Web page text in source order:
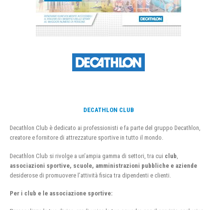
DECATHLON CLUB
Decathlon Club è dedicato ai professionisti e fa parte del gruppo Decathlon,
creatore e fornitore di attrezzature sportive in tutto il mondo.
Decathlon Club si rivolge a un’ampia gamma di settori, tra cui club
associazioni sportive, scuole, amministrazioni pubbliche e aziende
desiderose di promuovere l’attività fisica tra dipendenti e clienti.
Per i club e le associazione sportive: